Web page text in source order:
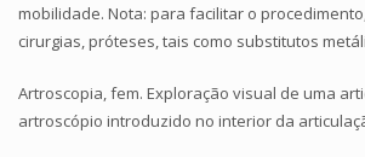
mobilidade. Nota: para facilitar o
cirurgias, próteses, tais como substitutos
Artroscopia, fem. Exploração visual de uma
artroscópio introduzido no interior da